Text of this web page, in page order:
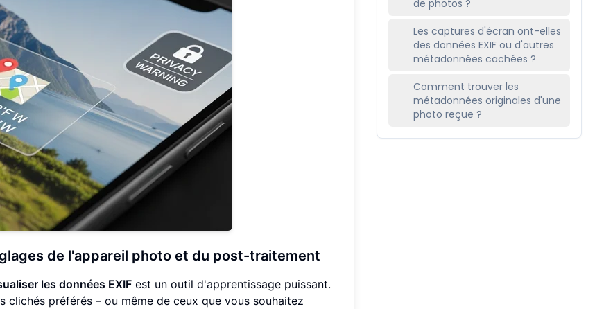
de l'appareil photo et du post-traitement
les données EXIF est un outil d'apprentissage puissant.
préférés – ou même de ceux que vous souhaitez
de photos ?
Les captures d'écran ont-elles
des données EXIF ou d'autres
métadonnées cachées ?
Comment trouver les
métadonnées originales d'une
photo reçue ?